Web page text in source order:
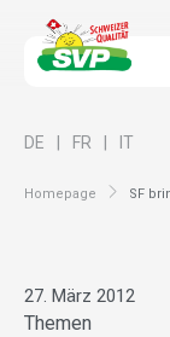
Homepage SF
DE FR IT
27. März 2012
Themen